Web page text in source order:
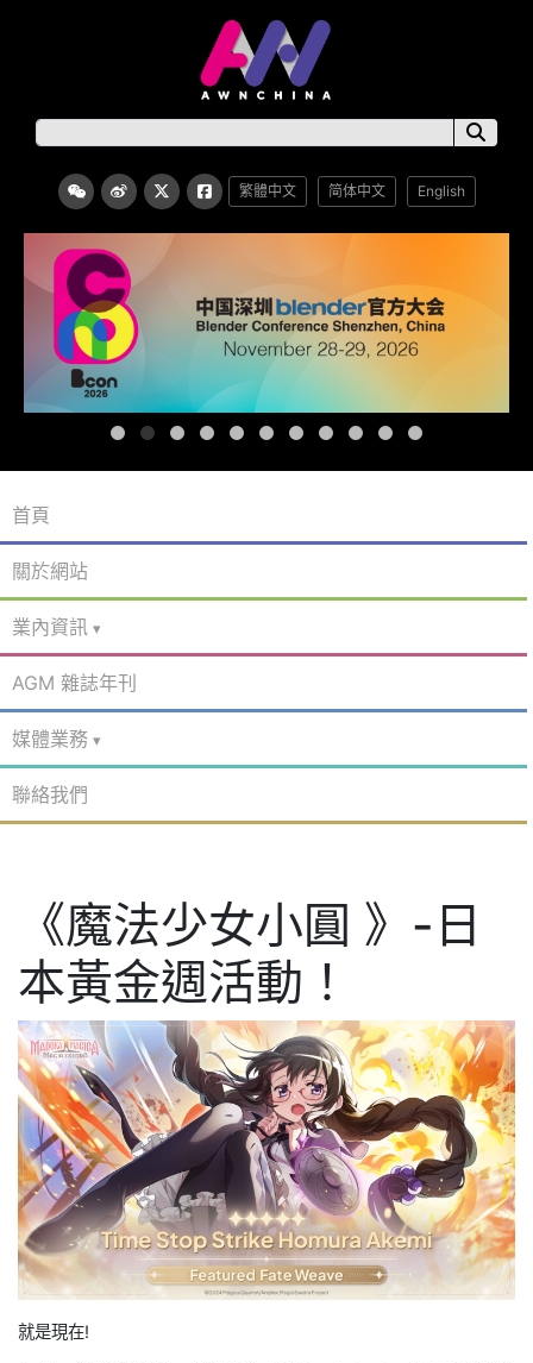
繁體中文 简体中文 English
首頁
關於網站
業內資訊
AGM 雜誌年刊
媒體業務
聯絡我們
《魔法少女小圓 》-日
本黃金週活動！
就是現在!